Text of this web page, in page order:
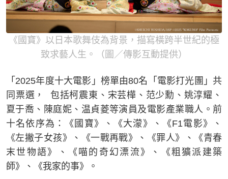
《國寶》以日本歌舞伎為背景，描寫橫跨半世紀的極
致求藝人生。（圖／傳影互動提供）
「2025年度十大電影」榜單由80名「電影打光團」共
同票選， 包括柯震東、宋芸樺、范少勳、姚淳耀、
夏于喬、陳庭妮、温貞菱等演員及電影產業職人。前
十名依序為：《國寶》、《大濛》、《F1電影》、
《左撇子女孩》、《一戰再戰》、《罪人》、《青春
末世物語》、《喵的奇幻漂流》、《粗獷派建築
師》、《我家的事》。